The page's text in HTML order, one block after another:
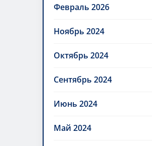
Февраль 2026
Ноябрь 2024
Октябрь 2024
Сентябрь 2024
Июнь 2024
Май 2024